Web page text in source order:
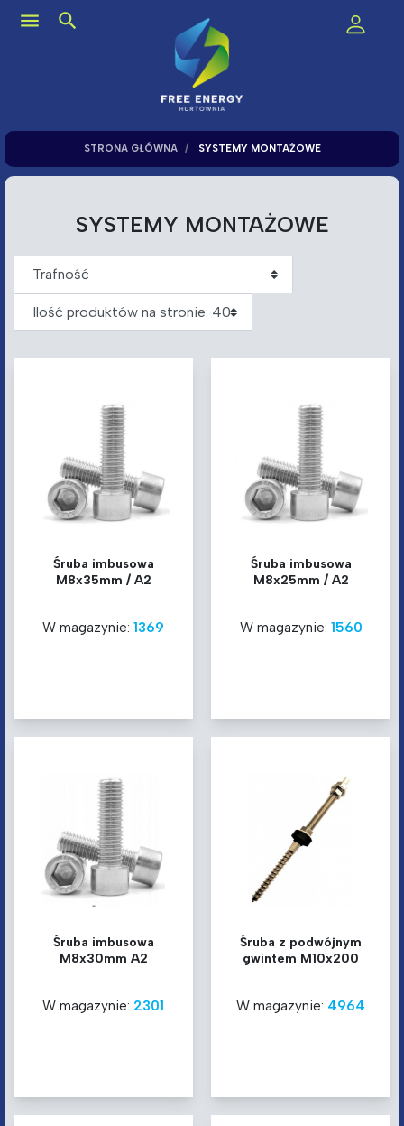
menu search
STRONA GŁÓWNA SYSTEMY MONTAŻOWE
SYSTEMY MONTAŻOWE
Śruba imbusowa
M8x35mm / A2
W magazynie: 1369
Śruba imbusowa
M8x25mm / A2
W magazynie: 1560
Śruba imbusowa
M8x30mm A2
W magazynie: 2301
Śruba z podwójnym
gwintem M10x200
W magazynie: 4964